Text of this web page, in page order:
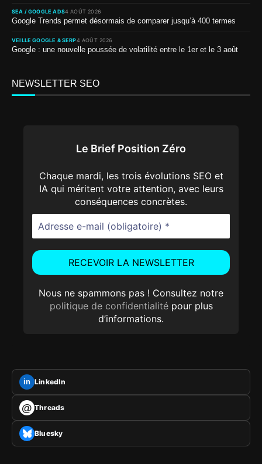
SEA / GOOGLE ADS4 AOÛT 2026
Google Trends permet désormais de comparer jusqu’à 400 termes
VEILLE GOOGLE & SERP4 AOÛT 2026
Google : une nouvelle poussée de volatilité entre le 1er et le 3 août
NEWSLETTER SEO
Le Brief Position Zéro
Chaque mardi, les trois évolutions SEO et
IA qui méritent votre attention, avec leurs
conséquences concrètes.
Nous ne spammons pas ! Consultez notre
politique de confidentialitépour plus
d’informations.
in LinkedIn
@ Threads
Bluesky